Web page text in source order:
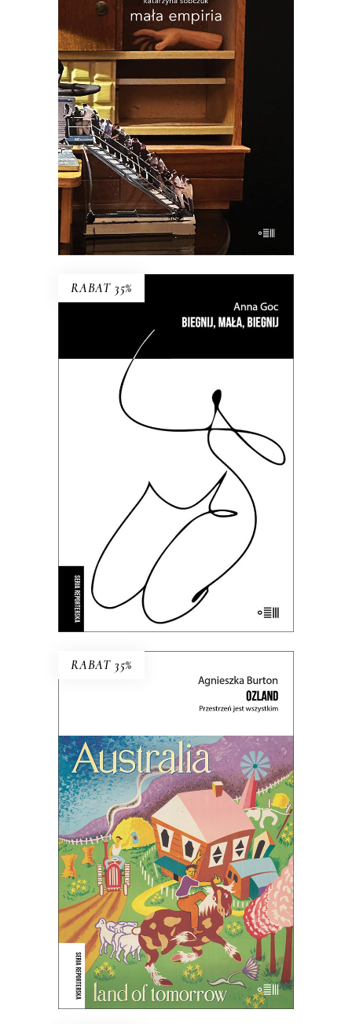
E-BOOK DO KOSZYKA
MAŁA EMPIRIA
Esej uczestniczący o wczesnej starości i
zagadce rodzicielstwa.
53.00zł 34.45zł
KSIĄŻKA DO KOSZYKA
RABAT 35%
E-BOOK DO KOSZYKA
BIEGNIJ, MAŁA, BIEGNIJ
To kameralne reportaże o
intymnych tragediach, zmaganiach
z systemem i doświadczeniach nie
do zapomnienia.
54.90 35.69zł
KSIĄŻKA DO KOSZYKA
RABAT 35%
E-BOOK DO KOSZYKA
OZLAND. PRZESTRZEŃ JEST
WSZYSTKIM
Ludzie nie posiadają krainy – to ona
posiada ludzi.
69.90zł 45.44zł
KSIĄŻKA DO KOSZYKA